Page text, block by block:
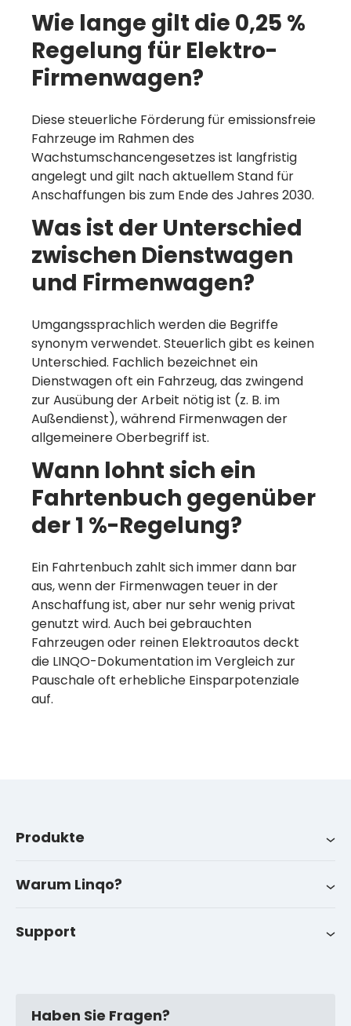
Wie lange gilt die 0,25 %
Regelung für Elektro-
Firmenwagen?
Diese steuerliche Förderung für emissionsfreie
Fahrzeuge im Rahmen des
Wachstumschancengesetzes ist langfristig
angelegt und gilt nach aktuellem Stand für
Anschaffungen bis zum Ende des Jahres 2030.
Was ist der Unterschied
zwischen Dienstwagen
und Firmenwagen?
Umgangssprachlich werden die Begriffe
synonym verwendet. Steuerlich gibt es keinen
Unterschied. Fachlich bezeichnet ein
Dienstwagen oft ein Fahrzeug, das zwingend
zur Ausübung der Arbeit nötig ist (z. B. im
Außendienst), während Firmenwagen der
allgemeinere Oberbegriff ist.
Wann lohnt sich ein
Fahrtenbuch gegenüber
der 1 %-Regelung?
Ein Fahrtenbuch zahlt sich immer dann bar
aus, wenn der Firmenwagen teuer in der
Anschaffung ist, aber nur sehr wenig privat
genutzt wird. Auch bei gebrauchten
Fahrzeugen oder reinen Elektroautos deckt
die LINQO-Dokumentation im Vergleich zur
Pauschale oft erhebliche Einsparpotenziale
auf.
Produkte
Branchen
Warum Linqo?
Kontakt
Support
FAQ
Haben Sie Fragen?